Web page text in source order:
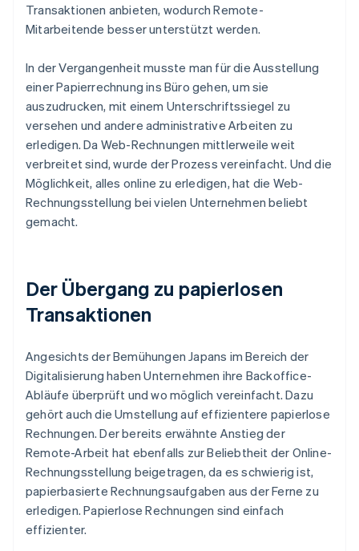
Transaktionen anbieten, wodurch Remote-
Mitarbeitende besser unterstützt werden.
In der Vergangenheit musste man für die Ausstellung
einer Papierrechnung ins Büro gehen, um sie
auszudrucken, mit einem Unterschriftssiegel zu
versehen und andere administrative Arbeiten zu
erledigen. Da Web-Rechnungen mittlerweile weit
verbreitet sind, wurde der Prozess vereinfacht. Und die
Möglichkeit, alles online zu erledigen, hat die Web-
Rechnungsstellung bei vielen Unternehmen beliebt
gemacht.
Der Übergang zu papierlosen
Transaktionen
Angesichts der Bemühungen Japans im Bereich der
Digitalisierung haben Unternehmen ihre Backoffice-
Abläufe überprüft und wo möglich vereinfacht. Dazu
gehört auch die Umstellung auf effizientere papierlose
Rechnungen. Der bereits erwähnte Anstieg der
Remote-Arbeit hat ebenfalls zur Beliebtheit der Online-
Rechnungsstellung beigetragen, da es schwierig ist,
papierbasierte Rechnungsaufgaben aus der Ferne zu
erledigen. Papierlose Rechnungen sind einfach
effizienter.